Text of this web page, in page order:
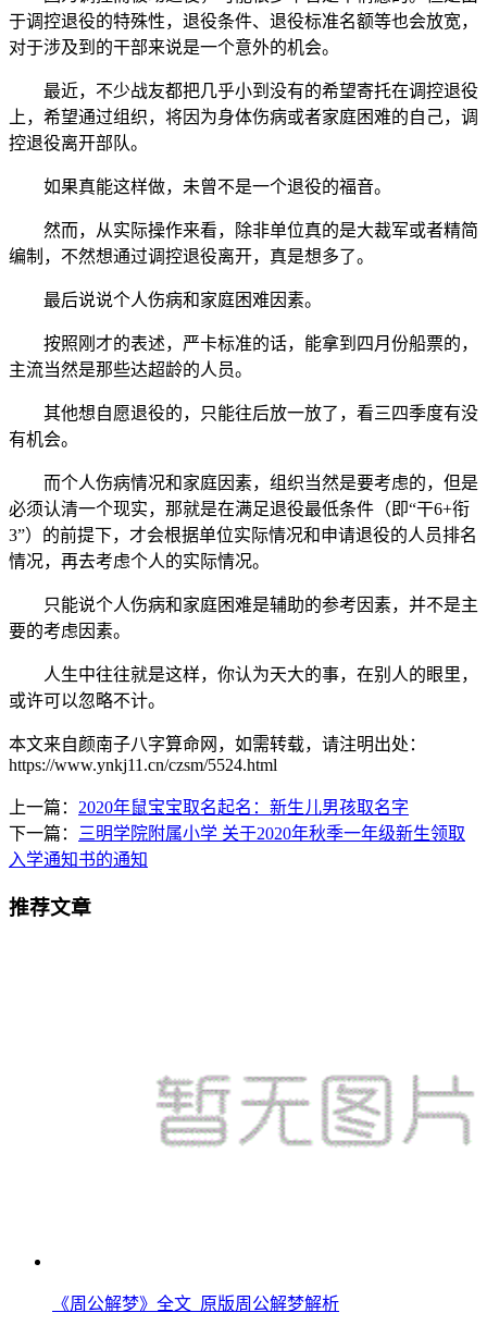
于调控退役的特殊性，退役条件、退役标准名额等也会放宽，
对于涉及到的干部来说是一个意外的机会。
最近，不少战友都把几乎小到没有的希望寄托在调控退役
上，希望通过组织，将因为身体伤病或者家庭困难的自己，调
控退役离开部队。
如果真能这样做，未曾不是一个退役的福音。
然而，从实际操作来看，除非单位真的是大裁军或者精简
编制，不然想通过调控退役离开，真是想多了。
最后说说个人伤病和家庭困难因素。
按照刚才的表述，严卡标准的话，能拿到四月份船票的，
主流当然是那些达超龄的人员。
其他想自愿退役的，只能往后放一放了，看三四季度有没
有机会。
而个人伤病情况和家庭因素，组织当然是要考虑的，但是
必须认清一个现实，那就是在满足退役最低条件（即“干6+衔
3”）的前提下，才会根据单位实际情况和申请退役的人员排名
情况，再去考虑个人的实际情况。
只能说个人伤病和家庭困难是辅助的参考因素，并不是主
要的考虑因素。
人生中往往就是这样，你认为天大的事，在别人的眼里，
或许可以忽略不计。
本文来自颜南子八字算命网，如需转载，请注明出处：
https://www.ynkj11.cn/czsm/5524.html
上一篇： 2020年鼠宝宝取名起名：新生儿男孩取名字
下一篇：
三明学院附属小学 关于2020年秋季一年级新生领取
入学通知书的通知
推荐文章
《周公解梦》全文_原版周公解梦解析